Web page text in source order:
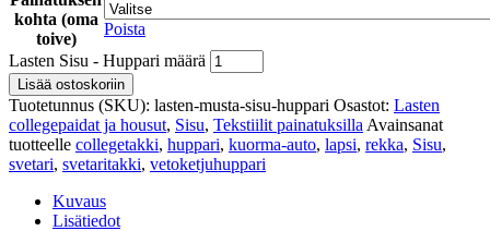
kohta (oma
toive)
Poista
Lasten Sisu - Huppari määrä
Lisää ostoskoriin
Tuotetunnus (SKU): lasten-musta-sisu-huppari Osastot: Lasten
collegepaidat ja housut, Sisu, Tekstiilit painatuksilla Avainsanat
tuotteelle collegetakki, huppari, kuorma-auto, lapsi, rekka, Sisu,
svetari, svetaritakki, vetoketjuhuppari
Kuvaus
Lisätiedot